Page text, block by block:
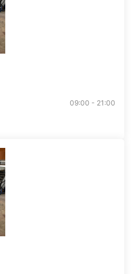
09:00 - 21:00